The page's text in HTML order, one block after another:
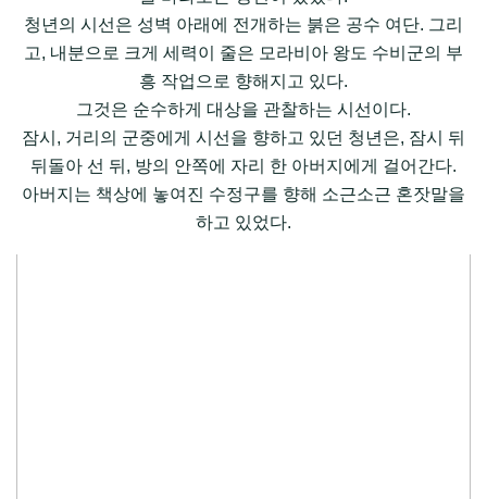
청년의 시선은 성벽 아래에 전개하는 붉은 공수 여단. 그리
고, 내분으로 크게 세력이 줄은 모라비아 왕도 수비군의 부
흥 작업으로 향해지고 있다.
그것은 순수하게 대상을 관찰하는 시선이다.
잠시, 거리의 군중에게 시선을 향하고 있던 청년은, 잠시 뒤
뒤돌아 선 뒤, 방의 안쪽에 자리 한 아버지에게 걸어간다.
아버지는 책상에 놓여진 수정구를 향해 소근소근 혼잣말을
하고 있었다.